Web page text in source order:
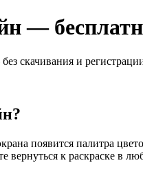
—
скачивания и
появится палитра
вернуться к раскраске в